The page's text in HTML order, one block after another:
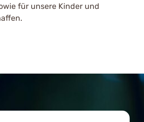
für unsere Kinder und